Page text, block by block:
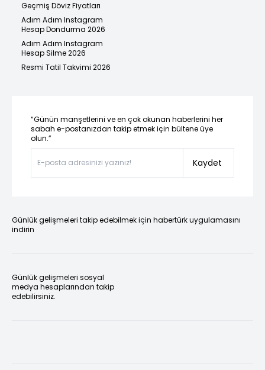
Geçmiş Döviz Fiyatları
Adım Adım Instagram
Hesap Dondurma 2026
Adım Adım Instagram
Hesap Silme 2026
Resmi Tatil Takvimi 2026
“Günün manşetlerini ve en çok okunan haberlerini her
sabah e-postanızdan takip etmek için bültene üye
olun.”
Kaydet
Günlük gelişmeleri takip edebilmek için habertürk uygulamasını
indirin
Günlük gelişmeleri sosyal
medya hesaplarından takip
edebilirsiniz.